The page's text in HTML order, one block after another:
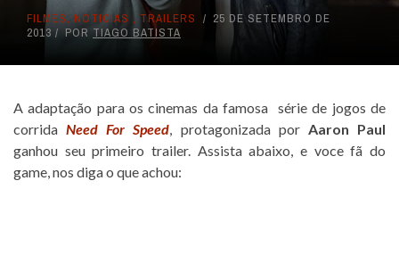
FILMES, NOTICIAS , TRAILERS
25 DE SETEMBRO DE
2013
POR TIAGO BATISTA
A adaptação para os cinemas da famosa série de jogos de
corridaNeed For Speed, protagonizada por Aaron Paul
ganhou seu primeiro trailer. Assista abaixo, e voce fã do
game, nos diga o que achou: